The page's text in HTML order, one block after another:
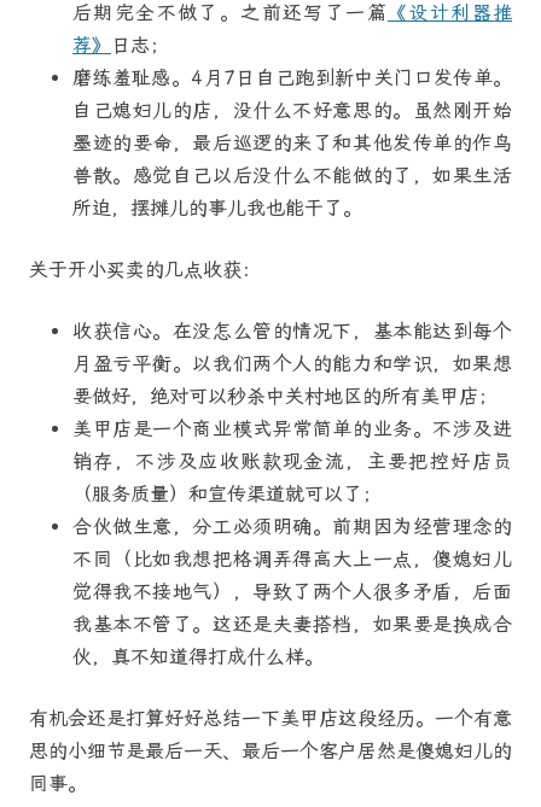
后期完全不做了。之前还写了一篇 《设计利器推
荐》 日志；
磨练羞耻感。4月7日自己跑到新中关门口发传单。
自己媳妇儿的店，没什么不好意思的。虽然刚开始
墨迹的要命，最后巡逻的来了和其他发传单的作鸟
兽散。感觉自己以后没什么不能做的了，如果生活
所迫，摆摊儿的事儿我也能干了。
关于开小买卖的几点收获：
收获信心。在没怎么管的情况下，基本能达到每个
月盈亏平衡。以我们两个人的能力和学识，如果想
要做好，绝对可以秒杀中关村地区的所有美甲店；
美甲店是一个商业模式异常简单的业务。不涉及进
销存，不涉及应收账款现金流，主要把控好店员
（服务质量）和宣传渠道就可以了；
合伙做生意，分工必须明确。前期因为经营理念的
不同（比如我想把格调弄得高大上一点，傻媳妇儿
觉得我不接地气），导致了两个人很多矛盾，后面
我基本不管了。这还是夫妻搭档，如果要是换成合
伙，真不知道得打成什么样。
有机会还是打算好好总结一下美甲店这段经历。一个有意
思的小细节是最后一天、最后一个客户居然是傻媳妇儿的
同事。